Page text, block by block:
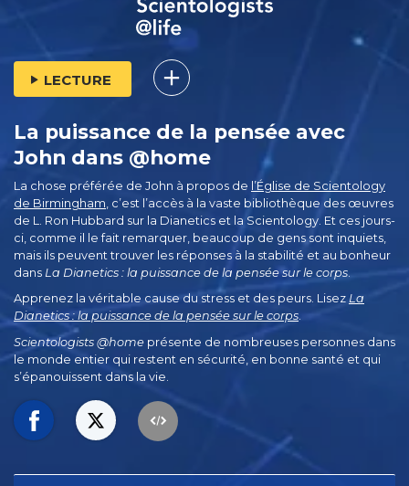
LECTURE
La puissance de la pensée avec
John dans @home
La chose préférée de John à propos de l’Église de Scientology
de Birmingham , c’est l’accès à la vaste bibliothèque des œuvres
de L. Ron Hubbard sur la Dianetics et la Scientology. Et ces jours-
ci, comme il le fait remarquer, beaucoup de gens sont inquiets,
mais ils peuvent trouver les réponses à la stabilité et au bonheur
dans La Dianetics : la puissance de la pensée sur le corps
Apprenez la véritable cause du stress et des peurs. Lisez La
Dianetics : la puissance de la pensée sur le corps.
Scientologists @home présente de nombreuses personnes dans
le monde entier qui restent en sécurité, en bonne santé et qui
s’épanouissent dans la vie.